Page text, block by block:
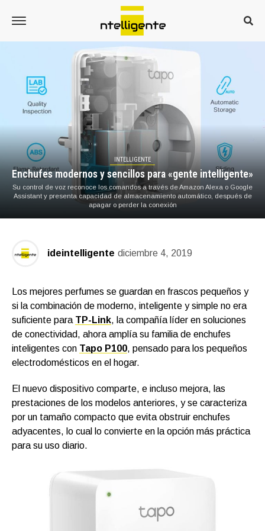
INTELLIGENTE
Enchufes modernos y sencillos para «gente intelligente»
Su control de voz reconoce los comandos a través de Amazon Alexa o Google
Assistant y presenta capacidad de almacenamiento automático, después de
apagar o perder la conexión
ideintelligente diciembre 4, 2019
Los mejores perfumes se guardan en frascos pequeños y
si la combinación de moderno, inteligente y simple no era
suficiente para TP-Link, la compañía líder en soluciones
de conectividad, ahora amplía su familia de enchufes
inteligentes con Tapo P100, pensado para los pequeños
electrodomésticos en el hogar.
El nuevo dispositivo comparte, e incluso mejora, las
prestaciones de los modelos anteriores, y se caracteriza
por un tamaño compacto que evita obstruir enchufes
adyacentes, lo cual lo convierte en la opción más práctica
para su uso diario.